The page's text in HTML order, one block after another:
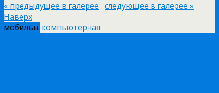
« предыдущее в галерее следующее в галерее »
Наверх
мобильн. компьютерная